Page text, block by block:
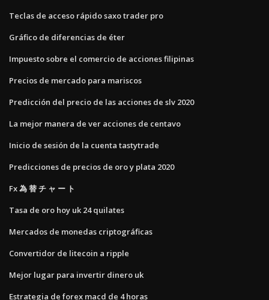
Teclas de acceso rápido saxo trader pro
Gráfico de diferencias de éter
Impuesto sobre el comercio de acciones filipinas
Precios de mercado para mariscos
Predicción del precio de las acciones de slv 2020
La mejor manera de ver acciones de centavo
Inicio de sesión de la cuenta tastytrade
Predicciones de precios de oro y plata 2020
Fx 為 替 チ ャ ー ト
Tasa de oro hoy uk 24 quilates
Mercados de monedas criptográficas
Convertidor de litecoin a ripple
Mejor lugar para invertir dinero uk
Estrategia de forex macd de 4 horas